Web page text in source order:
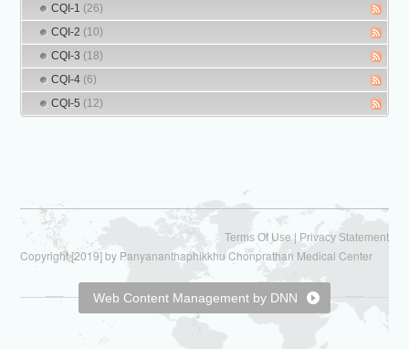
CQI-1 (26)
CQI-2 (10)
CQI-3 (18)
CQI-4 (6)
CQI-5 (12)
Terms Of Use | Privacy Statement
Copyright [2019] by Panyananthaphikkhu Chonprathan Medical Center
Web Content Management by DNN